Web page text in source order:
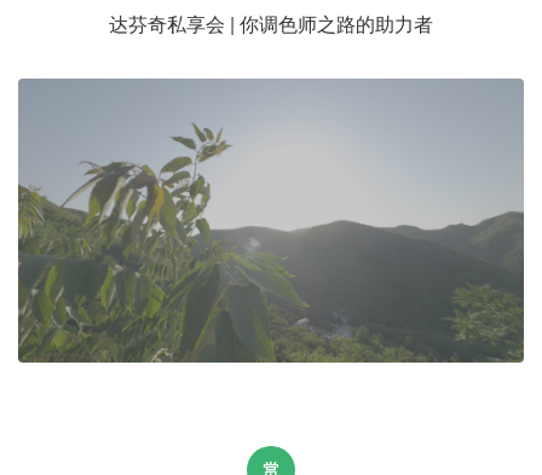
达芬奇私享会 | 你调色师之路的助力者